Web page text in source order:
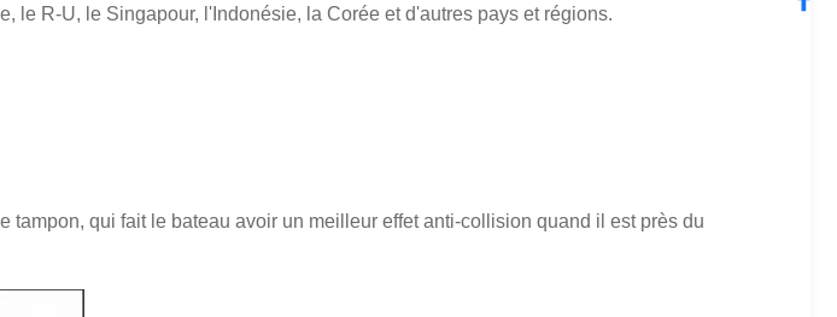
le R-U, le Singapour, l'Indonésie, la Corée et d'autres pays et régions.
qui fait le bateau avoir un meilleur effet anti-collision quand il est près du